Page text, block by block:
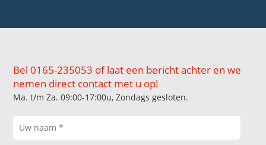
Bel 0165-235053 of laat een bericht achter en we
nemen direct contact met u op!
Ma. t/m Za. 09:00-17:00u, Zondags gesloten.